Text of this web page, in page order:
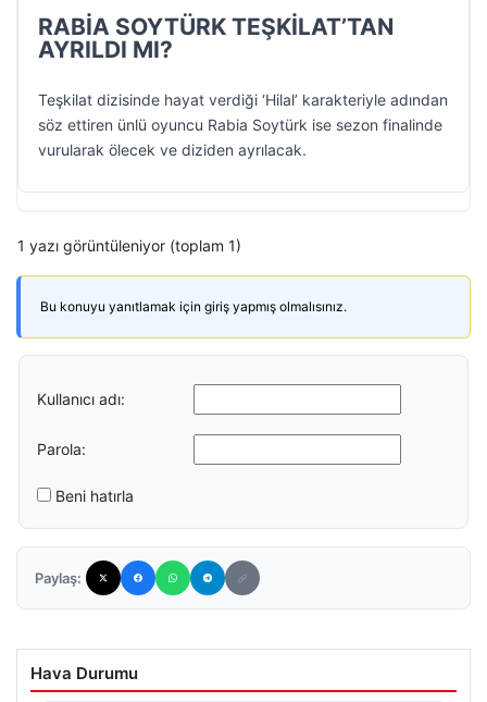
RABİA SOYTÜRK TEŞKİLAT’TAN
AYRILDI MI?
Teşkilat dizisinde hayat verdiği ‘Hilal’ karakteriyle adından
söz ettiren ünlü oyuncu Rabia Soytürk ise sezon finalinde
vurularak ölecek ve diziden ayrılacak.
1 yazı görüntüleniyor (toplam 1)
Bu konuyu yanıtlamak için giriş yapmış olmalısınız.
Kullanıcı adı:
Parola:
Beni hatırla
Paylaş:
Hava Durumu